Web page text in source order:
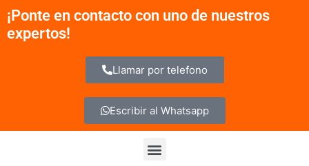
contenido
¡Ponte en contacto con uno de nuestros
expertos!
Llamar por telefono
Escribir al Whatsapp
Menu